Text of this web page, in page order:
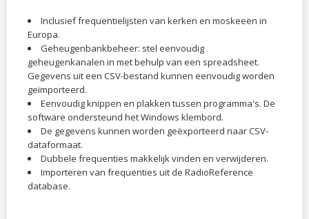
Inclusief frequentielijsten van kerken en moskeeën in
Europa.
Geheugenbankbeheer: stel eenvoudig
geheugenkanalen in met behulp van een spreadsheet.
Gegevens uit een CSV-bestand kunnen eenvoudig worden
geïmporteerd.
Eenvoudig knippen en plakken tussen programma's. De
software ondersteund het Windows klembord.
De gegevens kunnen worden geëxporteerd naar CSV-
dataformaat.
Dubbele frequenties makkelijk vinden en verwijderen.
Importeren van frequenties uit de RadioReference
database.